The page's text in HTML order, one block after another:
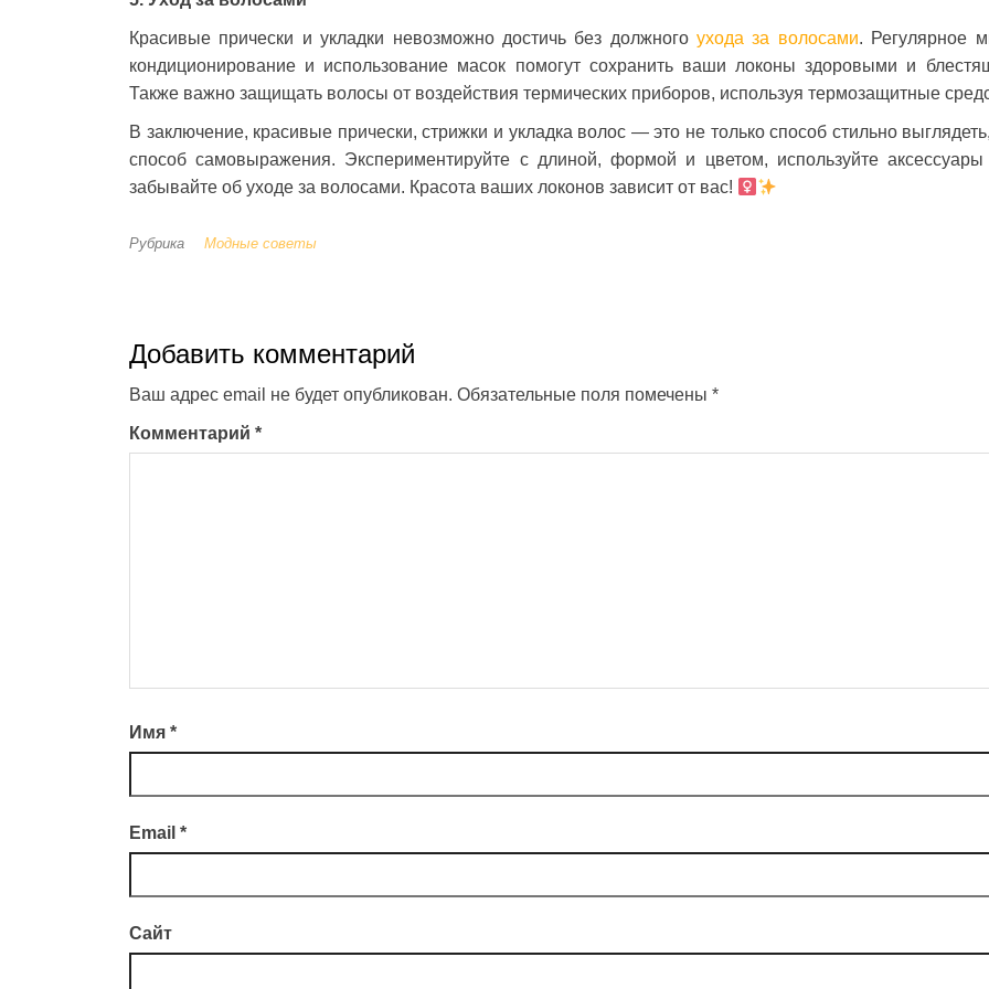
Красивые прически и укладки невозможно достичь без должного ухода за волосами. Регулярное
кондиционирование и использование масок помогут сохранить ваши локоны здоровыми и
Также важно защищать волосы от воздействия термических приборов, используя термозащитные
В заключение, красивые прически, стрижки и укладка волос — это не только способ стильно
способ самовыражения. Экспериментируйте с длиной, формой и цветом, используйте
забывайте об уходе за волосами. Красота ваших локонов зависит от вас! ‍
Рубрика Модные советы
Добавить комментарий
Ваш адрес email не будет опубликован. Обязательные поля помечены *
Комментарий *
Имя *
Email *
Сайт